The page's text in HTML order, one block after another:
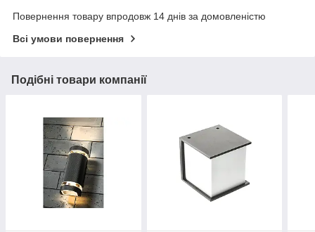
Повернення товару впродовж 14 днів за домовленістю
Всі умови повернення
Подібні товари компанії